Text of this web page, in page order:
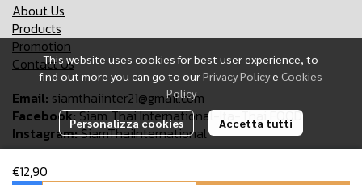
€12,90
This website uses cookies for best user experience, to
find out more you can go to ourPrivacy Policye Cookies
Policy
Personalizza cookies Accetta tutti
About Us
Products
Promotion
Contact Us
Email: siamthaiinter21@gmail.com
Facebook:Siam Thai International-Ita-Thai FOOD
Instagram:SiamThaiInternational